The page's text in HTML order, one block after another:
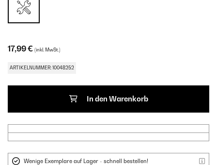
17,99 € (inkl. MwSt.)
ARTIKELNUMMER: 10048252
In den Warenkorb
Wenige Exemplare auf Lager - schnell bestellen!